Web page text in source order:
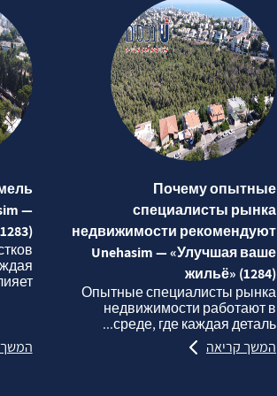
Почему опытные
специалисты рынка
недвижимости рекомендуют
Unehasim — «Улучшая ваше
жильё» (1284)
Опытные специалисты рынка
недвижимости работают в
среде, где каждая деталь...
המשך קריאה
—